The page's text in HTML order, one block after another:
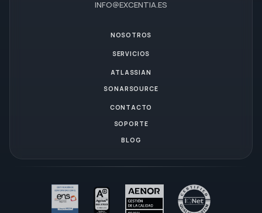
INFO@EXCENTIA.ES
NOSOTROS
SERVICIOS
ATLASSIAN
SONARSOURCE
CONTACTO
SOPORTE
BLOG